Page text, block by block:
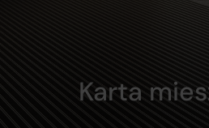
Karta